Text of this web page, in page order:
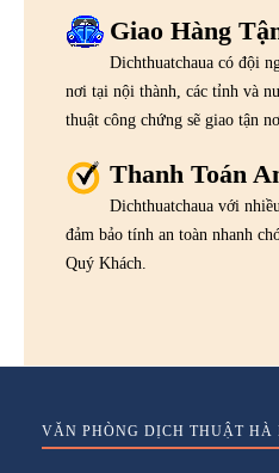
Giao Hàng
Dichthuatchaua có đội
nơi tại nội thành, các tỉnh và
thuật công chứng sẽ giao tận
Thanh Toán
Dichthuatchaua với
đảm bảo tính an toàn nhanh
Quý Khách.
VĂN PHÒNG DỊCH THUẬT HÀ